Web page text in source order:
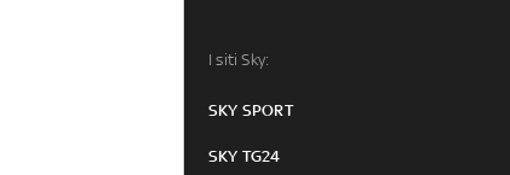
I siti Sky:
SKY SPORT
SKY TG24